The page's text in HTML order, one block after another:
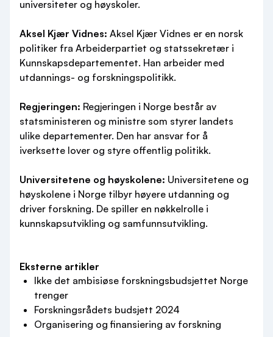
universiteter og høyskoler.
Aksel Kjær Vidnes: Aksel Kjær Vidnes er en norsk
politiker fra Arbeiderpartiet og statssekretær i
Kunnskapsdepartementet. Han arbeider med
utdannings- og forskningspolitikk.
Regjeringen: Regjeringen i Norge består av
statsministeren og ministre som styrer landets
ulike departementer. Den har ansvar for å
iverksette lover og styre offentlig politikk.
Universitetene og høyskolene: Universitetene og
høyskolene i Norge tilbyr høyere utdanning og
driver forskning. De spiller en nøkkelrolle i
kunnskapsutvikling og samfunnsutvikling.
Eksterne artikler
Ikke det ambisiøse forskningsbudsjettet Norge
trenger
Forskningsrådets budsjett 2024
Organisering og finansiering av forskning